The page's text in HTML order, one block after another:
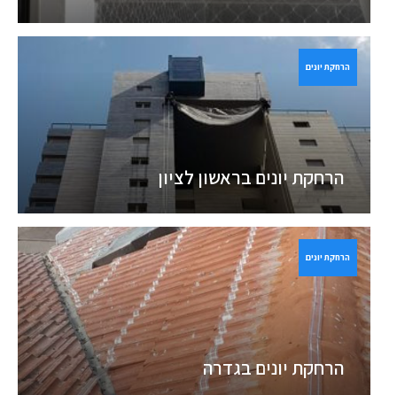
הרחקת יונים בראשון לציון
הרחקת יונים
הרחקת יונים בגדרה
הרחקת יונים